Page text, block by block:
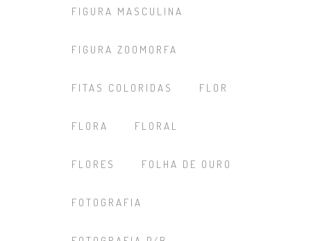
FIGURA MASCULINA
FIGURA ZOOMORFA
FITAS COLORIDAS FLOR
FLORA FLORAL
FLORES FOLHA DE OURO
FOTOGRAFIA